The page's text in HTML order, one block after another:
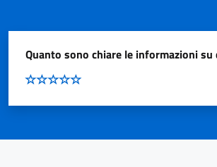
Quanto sono chiare le informazioni su